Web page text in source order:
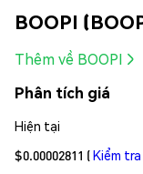
BOOPI
Thêm về BOOPI
Phân tích giá
Hiện tại
$0.00002811 (Kiểm